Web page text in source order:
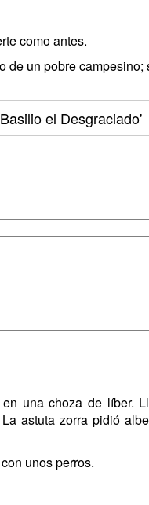
como antes.
un pobre campesino;
el Desgraciado'
una choza de líber.
astuta zorra pidió
unos perros.